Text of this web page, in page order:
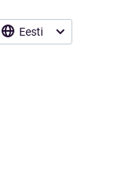
Eesti